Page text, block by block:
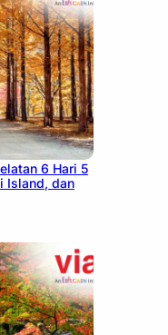
6 Hari 5
Island, dan